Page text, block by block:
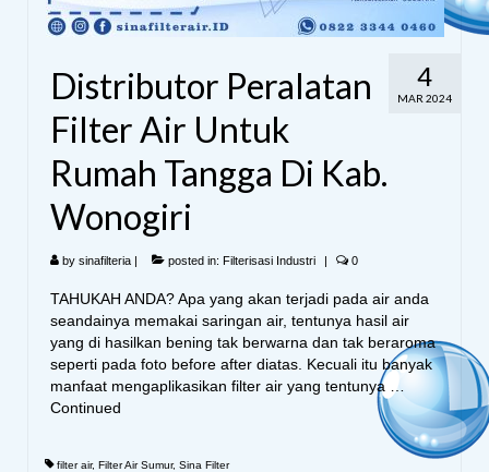
4
MAR 2024
Distributor Peralatan
Filter Air Untuk
Rumah Tangga Di Kab.
Wonogiri
by sinafilteria | posted in: Filterisasi Industri | 0
TAHUKAH ANDA? Apa yang akan terjadi pada air anda
seandainya memakai saringan air, tentunya hasil air
yang di hasilkan bening tak berwarna dan tak beraroma
seperti pada foto before after diatas. Kecuali itu banyak
manfaat mengaplikasikan filter air yang tentunya …
Continued
filter air, Filter Air Sumur, Sina Filter